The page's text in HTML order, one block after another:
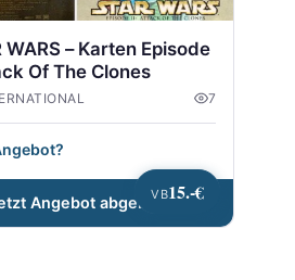
VB15.-€
WARS – Karten Episode
Of The Clones
7
Angebot abgeben